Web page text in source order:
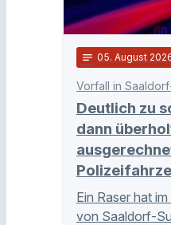
notes 05. August
Vorfall in
Deutlich zu
dann
Ein Raser hat
von Saaldorf-